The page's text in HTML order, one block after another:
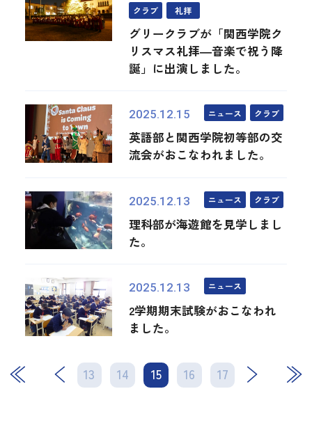
クラブ
礼拝
グリークラブが「関西学院ク
リスマス礼拝―音楽で祝う降
誕」に出演しました。
2025.12.15 ニュース クラブ
英語部と関西学院初等部の交
流会がおこなわれました。
2025.12.13 ニュース クラブ
理科部が海遊館を見学しまし
た。
2025.12.13 ニュース
2学期期末試験がおこなわれ
ました。
13 14 15 16 17
次 最後